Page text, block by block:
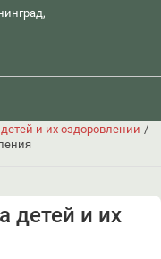
и их оздоровлении /
детей и их